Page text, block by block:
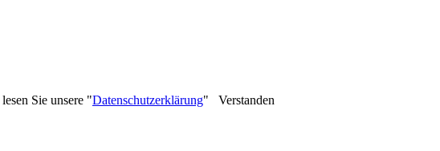
Sie unsere "Datenschutzerklärung" Verstanden